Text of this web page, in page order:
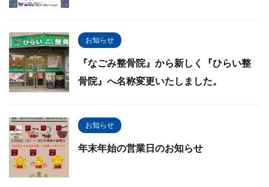
お知らせ
『なごみ整骨院』から新しく『ひらい整
骨院』へ名称変更いたしました。
お知らせ
年末年始の営業日のお知らせ